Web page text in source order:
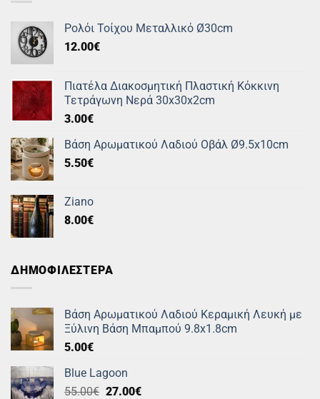
Ρολόι Τοίχου Μεταλλικό Ø30cm
12.00€
Πιατέλα Διακοσμητική Πλαστική Κόκκινη
Τετράγωνη Νερά 30x30x2cm
3.00€
Βάση Αρωματικού Λαδιού Οβάλ Ø9.5x10cm
5.50€
Ziano
8.00€
ΔΗΜΟΦΙΛΕΣΤΕΡΑ
Βάση Αρωματικού Λαδιού Κεραμική Λευκή με
Ξύλινη Βάση Μπαμπού 9.8x1.8cm
5.00€
Blue Lagoon
55.00€ Original
27.00€Η